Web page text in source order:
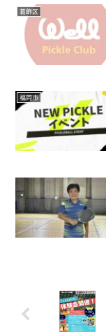
葛飾区
福岡市